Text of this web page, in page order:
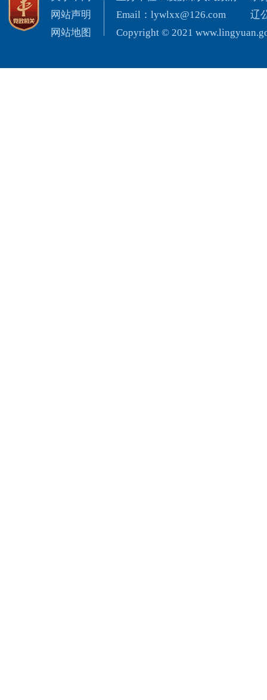
网站声明
网站地图
Email：lywlxx@126.com
Copyright © 2021
辽